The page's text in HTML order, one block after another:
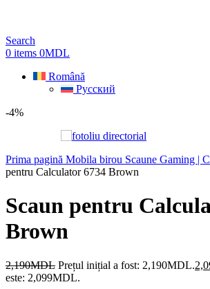
Search
0 items 0MDL
Română
Русский
-4%
Prima pagină Mobila birou Scaune Gaming |
pentru Calculator 6734 Brown
Scaun pentru
Brown
2,190MDL Prețul inițial a fost: 2,190MDL.
este: 2,099MDL.